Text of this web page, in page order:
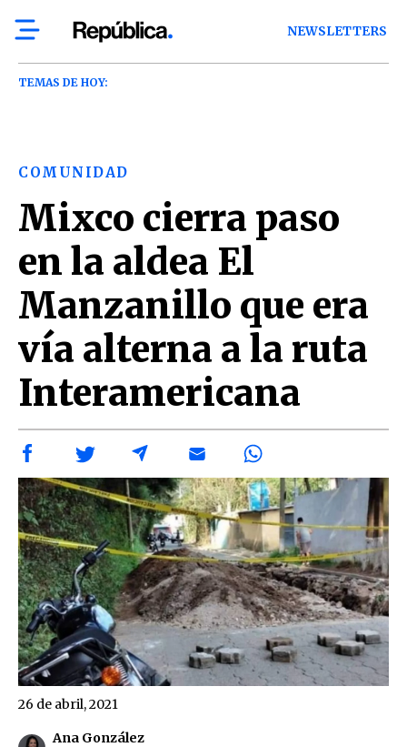
NEWSLETTERS
TEMAS DE HOY:
COMUNIDAD
Mixco cierra paso
en la aldea El
Manzanillo que era
vía alterna a la ruta
Interamericana
Ana González
26 de abril, 2021